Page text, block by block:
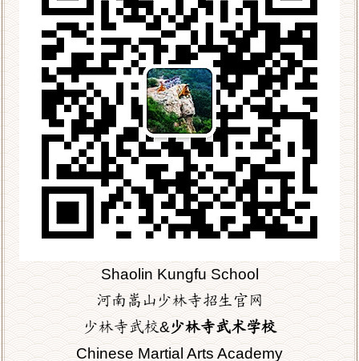
Shaolin Kungfu School
河南嵩山少林寺招生官网
少林寺武校&少林寺武术学校
Chinese Martial Arts Academy